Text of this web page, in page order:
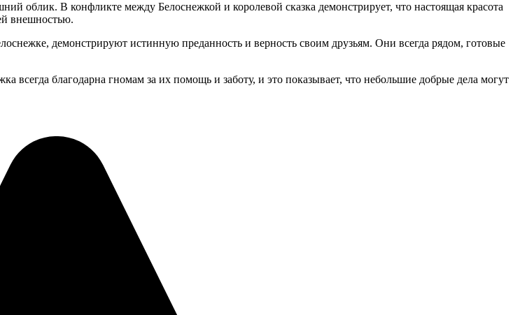
облик. В конфликте между Белоснежкой и королевой сказка демонстрирует, что настоящая красота
внешностью.
демонстрируют истинную преданность и верность своим друзьям. Они всегда рядом, готовые
благодарна гномам за их помощь и заботу, и это показывает, что небольшие добрые дела могут